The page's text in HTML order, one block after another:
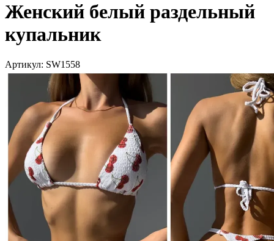
Женский белый раздельный
купальник
Артикул: SW1558